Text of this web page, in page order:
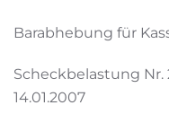
Barabhebung für
Scheckbelastung
14.01.2007